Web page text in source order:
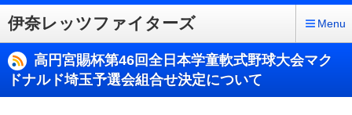
伊奈レッツファイターズ Menu
高円宮賜杯第46回全日本学童軟式野球大会マク
ドナルド埼玉予選会組合せ決定について